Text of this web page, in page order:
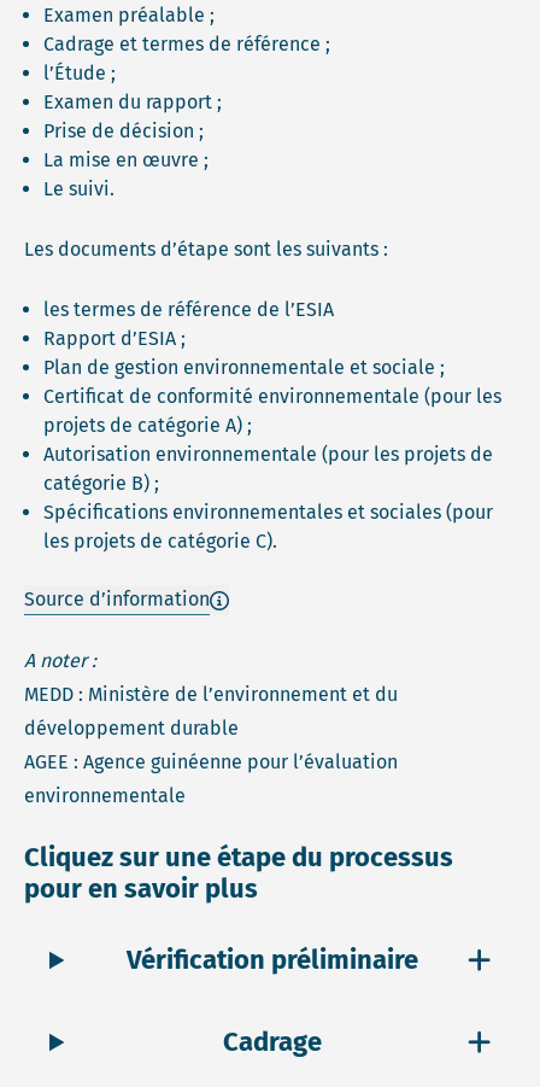
Examen préalable ;
Cadrage et termes de référence ;
l’Étude ;
Examen du rapport ;
Prise de décision ;
La mise en œuvre ;
Le suivi.
Les documents d’étape sont les suivants :
les termes de référence de l’ESIA
Rapport d’ESIA ;
Plan de gestion environnementale et sociale ;
Certificat de conformité environnementale (pour les
projets de catégorie A) ;
Autorisation environnementale (pour les projets de
catégorie B) ;
Spécifications environnementales et sociales (pour
les projets de catégorie C).
Source d’information
A noter :
MEDD : Ministère de l’environnement et du
développement durable
AGEE : Agence guinéenne pour l’évaluation
environnementale
Cliquez sur une étape du processus
pour en savoir plus
Vérification préliminaire
Cadrage